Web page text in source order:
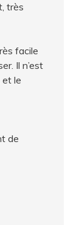
très
facile
Il n’est
le
de